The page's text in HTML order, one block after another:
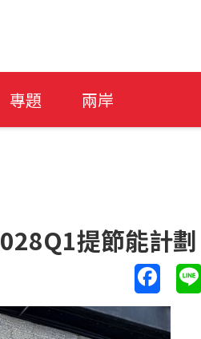
專題 兩岸
提節能計劃